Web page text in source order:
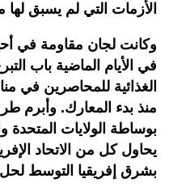
الأزمات التي لم يسبق
وكانت لجان مقاومة في
في الأيام الماضية باب
الغذائية للمحاصرين في
منذ بدء المعارك. وأبرم
بوساطة الولايات المتحدة
يحاول كل من الاتحاد
بشرق إفريقيا التوسط لحل